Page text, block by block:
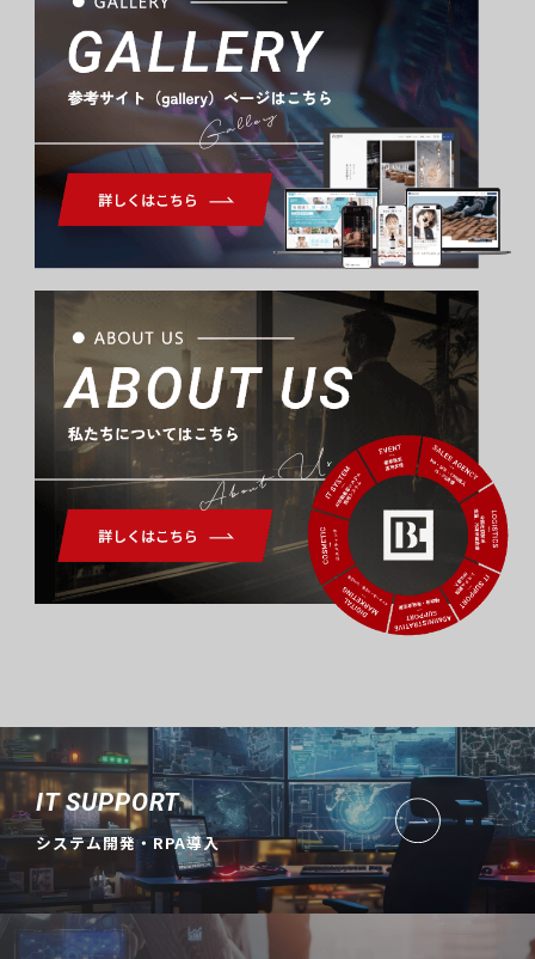
Gallery
About Us
IT SUPPORT
システム開発・RPA導入